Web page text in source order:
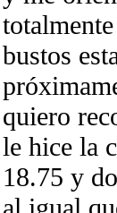
bustos
quiero
le hice la
18.75 y
al igual